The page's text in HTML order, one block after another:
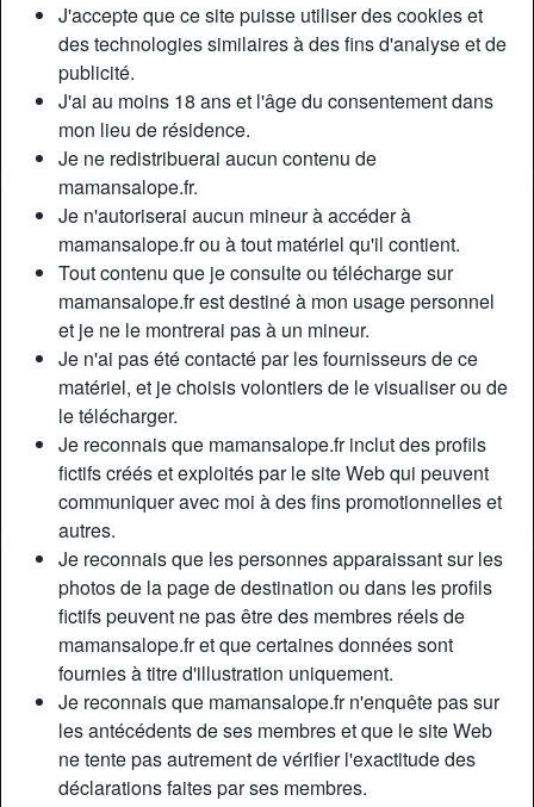
J'accepte que ce site puisse utiliser des cookies et
des technologies similaires à des fins d'analyse et de
publicité.
J'ai au moins 18 ans et l'âge du consentement dans
mon lieu de résidence.
Je ne redistribuerai aucun contenu de
mamansalope.fr.
Je n'autoriserai aucun mineur à accéder à
mamansalope.fr ou à tout matériel qu'il contient.
Tout contenu que je consulte ou télécharge sur
mamansalope.fr est destiné à mon usage personnel
et je ne le montrerai pas à un mineur.
Je n'ai pas été contacté par les fournisseurs de ce
matériel, et je choisis volontiers de le visualiser ou de
le télécharger.
Je reconnais que mamansalope.fr inclut des profils
fictifs créés et exploités par le site Web qui peuvent
communiquer avec moi à des fins promotionnelles et
autres.
Je reconnais que les personnes apparaissant sur les
photos de la page de destination ou dans les profils
fictifs peuvent ne pas être des membres réels de
mamansalope.fr et que certaines données sont
fournies à titre d'illustration uniquement.
Je reconnais que mamansalope.fr n'enquête pas sur
les antécédents de ses membres et que le site Web
ne tente pas autrement de vérifier l'exactitude des
déclarations faites par ses membres.
Nickname:
ClothildeC
Âge:
48
Pays:
France
Département:
Maine-et-Loire
Sexe:
Femme
Sexualité:
Hétéro
Couleur des cheveux:
Couleur des yeux:
Brun
Épilé(e):
Oui
Fumeur(euse):
À l'occasion
Description
Clothilde , c’est moi, belle mature . On m’appelle « petite
souris » à cause de mon mignon minois, et puis aussi
parce je consomme les hommes comme une souris le
fromage : je me jette dessus sans réfléchir, ce qui fait que
je suis souvent prise au piège! Si vous êtes adeptes de
femmes matures, alors vous apprécierez ma compagnie.
Je ne suis pas difficile, que vous soyez jeune ou plus mur